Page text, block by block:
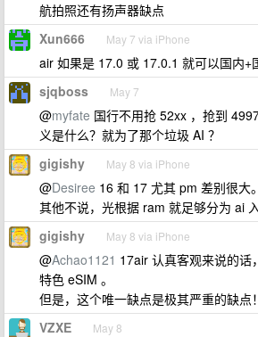
航拍照还有扬声器缺点
Xun666 May 7 via iPhone
air 如果是 17.0 或 17.0.1 就可以国内+
sjqboss May 7
@myfate 国行不用抢 52xx ，抢到
义是什么？就为了那个垃圾 AI ？
gigishy May 8 via iPhone
@Desiree 16 和 17 尤其 pm 差别很大。
其他不说，光根据 ram 就足够分为 ai
gigishy May 8 via iPhone
@Achao1121 17air 认真客观来说的话
特色 eSIM 。
但是，这个唯一缺点是极其严重的缺点！
VZXE May 8